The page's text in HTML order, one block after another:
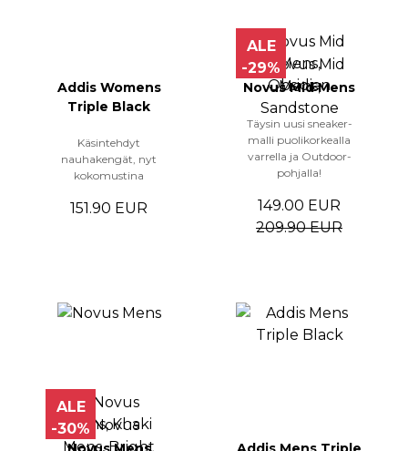
Addis Womens
Triple Black
Käsintehdyt
nauhakengät, nyt
kokomustina
151.90 EUR
ALE
-29%
Novus Mid Mens
Täysin uusi sneaker-
malli puolikorkealla
varrella ja Outdoor-
pohjalla!
149.00 EUR
209.90 EUR
ALE
-30%